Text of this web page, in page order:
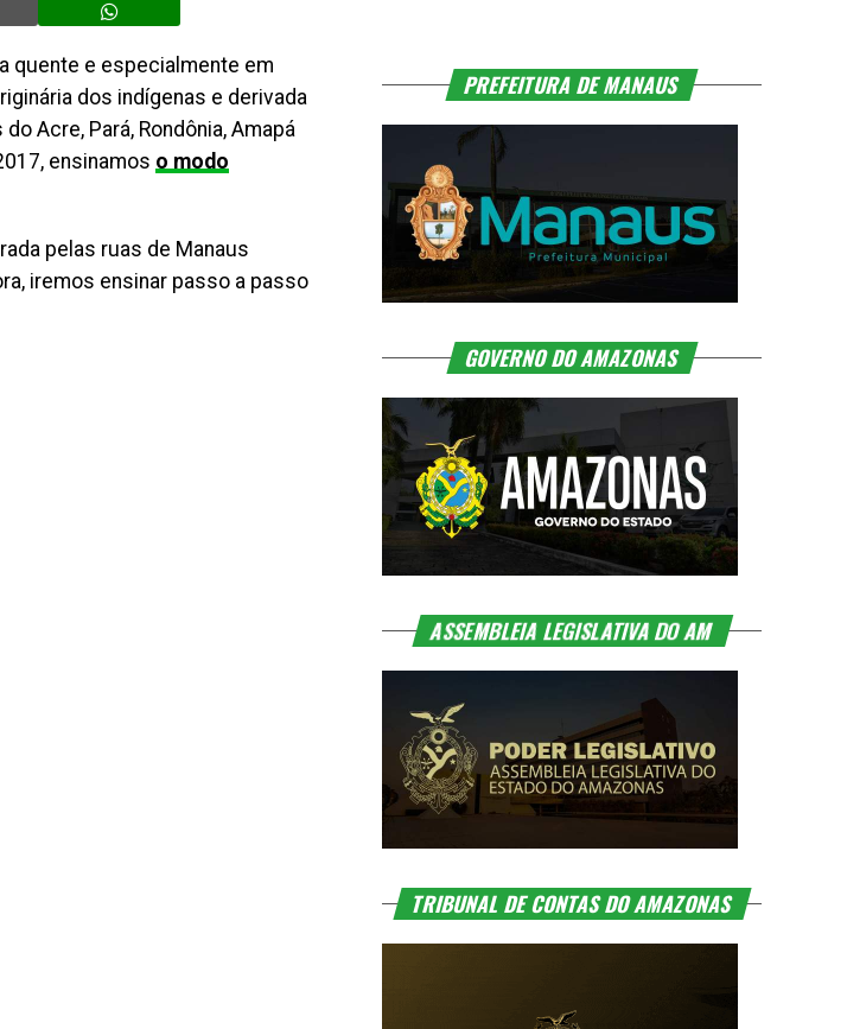
quente e especialmente em
dos indígenas e derivada
Acre, Pará, Rondônia, Amapá
ensinamos o modo
pelas ruas de Manaus
iremos ensinar passo a passo
PREFEITURA DE MANAUS
GOVERNO DO AMAZONAS
ASSEMBLEIA LEGISLATIVA DO AM
TRIBUNAL DE CONTAS DO AMAZONAS